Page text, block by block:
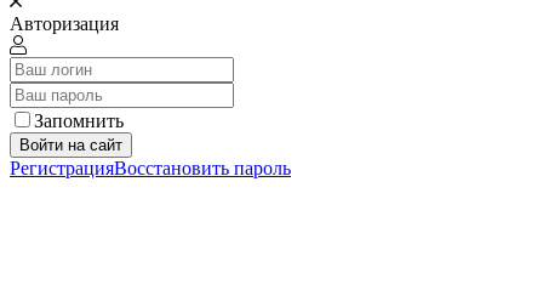
Авторизация
Запомнить
Войти на сайт
РегистрацияВосстановить пароль